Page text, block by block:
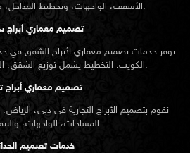
الأسقف، الواجهات، وتخطيط المداخل، مع مراعاة المناخ والبيئة.
تصميم معماري أبراج
نوفر خدمات تصميم معماري لأبراج الشقق في
الكويت. التخطيط يشمل توزيع الشقق، الحركة الرأسية، والمرافق.
تصميم معماري أبراج
نقوم بتصميم الأبراج التجارية في دبي،
المساحات، الواجهات، والتنقل الداخلي.
خدمات تصميم